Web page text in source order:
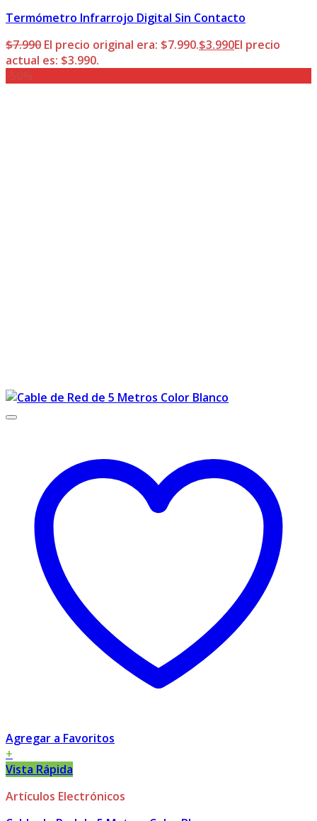
Termómetro Infrarrojo Digital Sin Contacto
$7.990 El precio original era: $7.990.$3.990El precio
actual es: $3.990.
Agregar a Favoritos
+
Vista Rápida
Artículos Electrónicos